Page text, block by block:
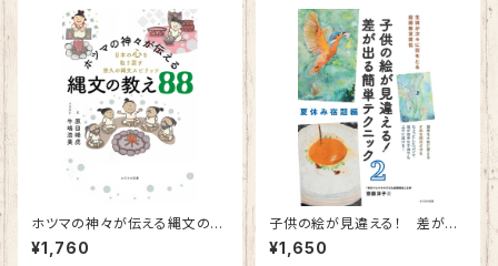
ホツマの神々が伝える縄文の教
え88 〜日本の心を取り戻す悠
久の縄文スピリッツ〜
¥1,760
子供の絵が見違える！ 差が出
る簡単テクニック２
¥1,650